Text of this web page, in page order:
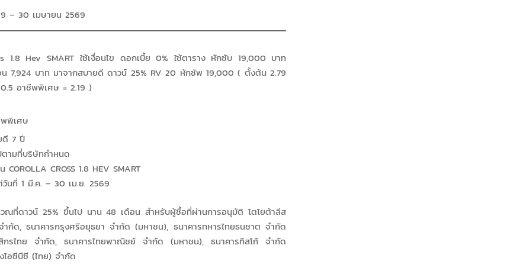
– 30 เมษายน 2569
1.8 Hev SMART ใช้เงื่อนไข ดอกเบี้ย 0% ใช้ตาราง หักซับ 19,000 บาท
น 7,924 บาท มาจากสบายดี ดาวน์ 25% RV 20 หักซัพ 19,000 ( ตั้งต้น 2.79
อาชีพพิเศษ = 2.19 )
พิเศษ
ดี 7 ปี
ตามที่บริษัทกำหนด
CROSS 1.8 HEV SMART
วันที่ 1 มี.ค. – 30 เม.ย. 2569
วณที่ดาวน์ 25% ขึ้นไป นาน 48 เดือน สำหรับผู้ซื้อที่ผ่านการอนุมัติ โตโยต้าลีส
ำกัด, ธนาคารกรุงศรีอยุธยา จำกัด (มหาชน), ธนาคารทหารไทยธนชาต จำกัด
กรไทย จำกัด, ธนาคารไทยพาณิชย์ จำกัด (มหาชน), ธนาคารทิสโก้ จำกัด
อซีบีซี (ไทย) จำกัด